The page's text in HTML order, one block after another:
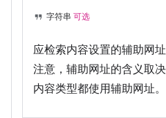
字符串 可选
应检索内容设置的辅助网
注意，辅助网址的含义取
内容类型都使用辅助网址。